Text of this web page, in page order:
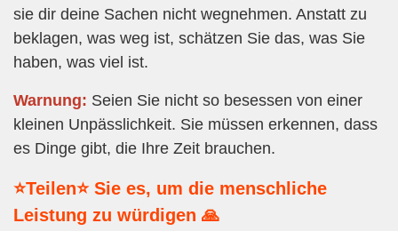
sie dir deine Sachen nicht wegnehmen. Anstatt zu
beklagen, was weg ist, schätzen Sie das, was Sie
haben, was viel ist.
Warnung: Seien Sie nicht so besessen von einer
kleinen Unpässlichkeit. Sie müssen erkennen, dass
es Dinge gibt, die Ihre Zeit brauchen.
⭐Teilen⭐ Sie es, um die menschliche
Leistung zu würdigen 🙏